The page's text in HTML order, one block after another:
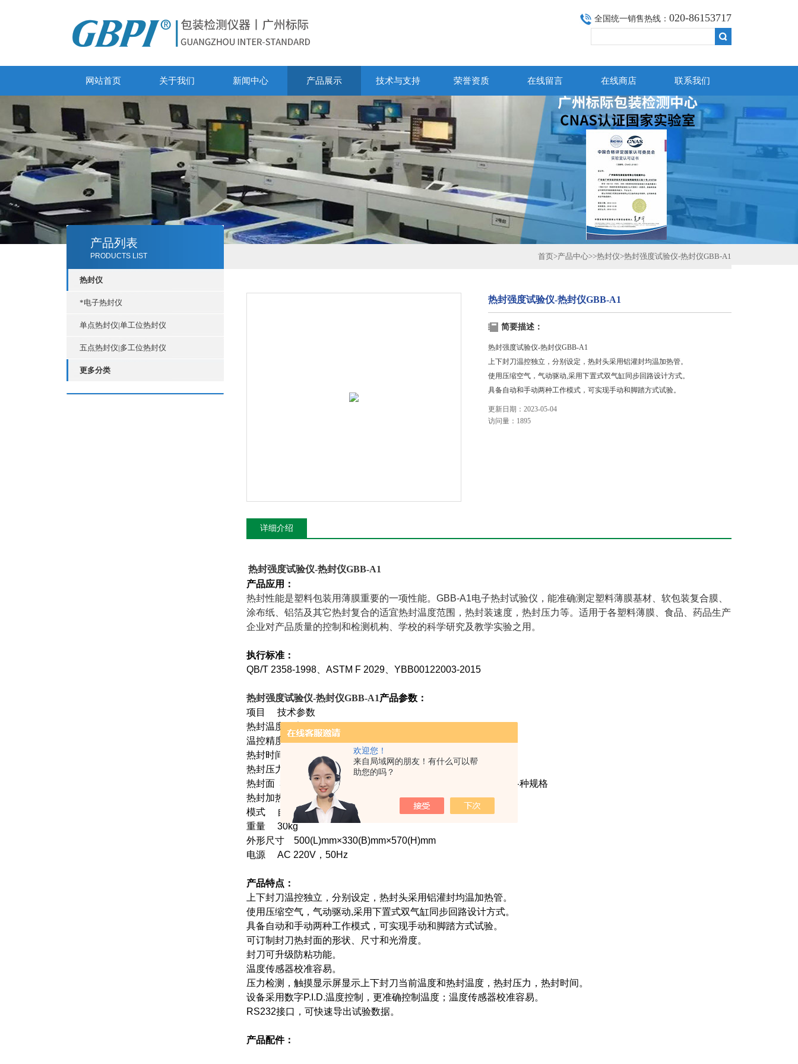
欢迎您！
来自局域网的朋友！有什么可以帮
助您的吗？
全国统一销售热线： 020-86153717
网站首页 关于我们 新闻中心 产品展示 技术与支持 荣誉资质 在线留言 在线商店 联系我们
产品列表
PRODUCTS LIST
热封仪
*电子热封仪
单点热封仪|单工位热封仪
五点热封仪|多工位热封仪
更多分类
首页>产品中心>>热封仪>热封强度试验仪-热封仪GBB-A1
热封强度试验仪-热封仪GBB-A1
简要描述：
热封强度试验仪-热封仪GBB-A1
上下封刀温控独立，分别设定，热封头采用铝灌封均温加热管。
使用压缩空气，气动驱动,采用下置式双气缸同步回路设计方式。
具备自动和手动两种工作模式，可实现手动和脚踏方式试验。
更新日期：2023-05-04
访问量：1895
详细介绍
热封强度试验仪-热封仪GBB-A1
产品应用：
热封性能是塑料包装用薄膜重要的一项性能。GBB-A1电子热封试验仪，能准确测定塑料薄膜基材、软包装复合膜、
涂布纸、铝箔及其它热封复合的适宜热封温度范围，热封装速度，热封压力等。 适用于各塑料薄膜、食品、药品生产
企业对产品质量的控制和检测机构、学校的科学研究及教学实验之用。
执行标准：
QB/T 2358-1998 、ASTM F 2029、YBB00122003-2015
热封强度试验仪-热封仪GBB-A1产品参数：
项目 技术参数
热封温度 室温~250℃
温控精度 ±0.2℃
热封时间 0.01s~99.99h
热封压力 0.1~0.8MPa
热封面 300×5.5mm光滑（下封棒带硅垫）可根据客户要求定制各种规格
热封加热形式 双加热
模式 自动手动两种模式，气缸外置
重量 30kg
外形尺寸 500(L)mm×330(B)mm×570(H)mm
电源 AC 220V，50Hz
产品特点：
上下封刀温控独立，分别设定，热封头采用铝灌封均温加热管。
使用压缩空气，气动驱动,采用下置式双气缸同步回路设计方式。
具备自动和手动两种工作模式，可实现手动和脚踏方式试验。
可订制封刀热封面的形状、尺寸和光滑度。
封刀可升级防粘功能。
温度传感器校准容易。
压力检测，触摸显示屏显示上下封刀当前温度和热封温度，热封压力，热封时间。
设备采用数字P.I.D.温度控制，更准确控制温度；温度传感器校准容易。
RS232接口，可快速导出试验数据。
产品配件：